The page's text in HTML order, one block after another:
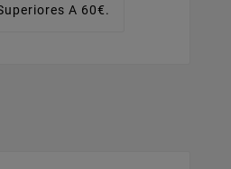
A 60€.